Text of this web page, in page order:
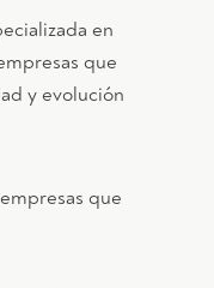
en
que
y evolución
que